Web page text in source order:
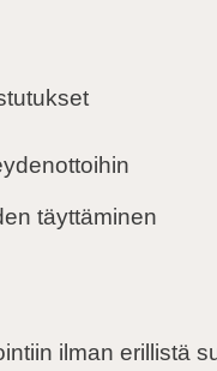
täyttäminen
ilman erillistä